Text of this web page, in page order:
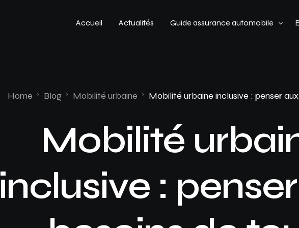
Accueil Actualités Guide assurance automobile
Profil de conducteur
Home Blog Mobilité urbaine Mobilité urbaine inclusive : penser
Mobilité
inclusive :